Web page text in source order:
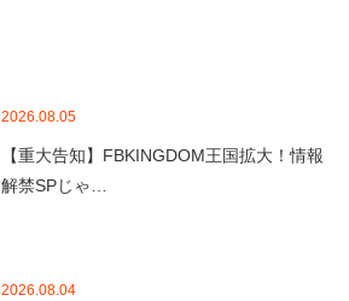
2026.08.05
【重大告知】FBKINGDOM王国拡大！情報
解禁SPじゃ…
2026.08.04